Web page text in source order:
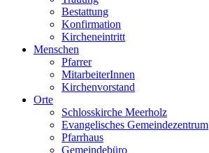
Bestattung
Konfirmation
Kircheneintritt
Menschen
Pfarrer
MitarbeiterInnen
Kirchenvorstand
Orte
Schlosskirche Meerholz
Evangelisches Gemeindezentrum
Pfarrhaus
Gemeindebüro